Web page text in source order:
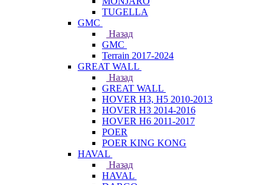
TUGELLA
GMC
Назад
GMC
Terrain 2017-2024
GREAT WALL
Назад
GREAT WALL
HOVER H3, H5 2010-2013
HOVER H3 2014-2016
HOVER H6 2011-2017
POER
POER KING KONG
HAVAL
Назад
HAVAL